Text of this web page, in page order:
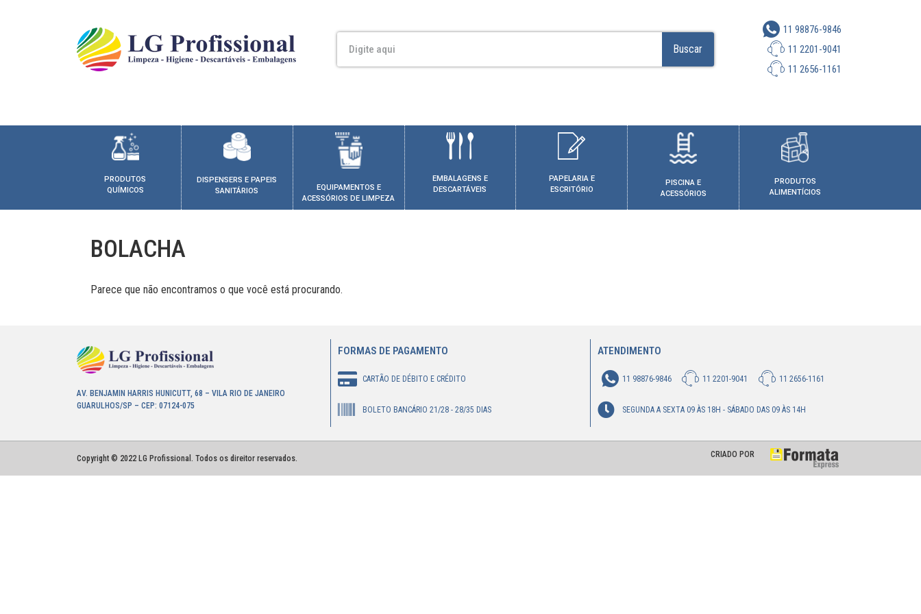
Buscar
11 98876-9846
11 2201-9041
11 2656-1161
PRODUTOS
QUÍMICOS
DISPENSERS E PAPEIS
SANITÁRIOS
EQUIPAMENTOS E
ACESSÓRIOS DE LIMPEZA
EMBALAGENS E
DESCARTÁVEIS
PAPELARIA E
ESCRITÓRIO
PISCINA E
ACESSÓRIOS
PRODUTOS
ALIMENTÍCIOS
BOLACHA
Parece que não encontramos o que você está procurando.
AV. BENJAMIN HARRIS HUNICUTT, 68 – VILA RIO DE JANEIRO
GUARULHOS/SP – CEP: 07124-075
FORMAS DE PAGAMENTO
CARTÃO DE DÉBITO E CRÉDITO
BOLETO BANCÁRIO 21/28 - 28/35 DIAS
ATENDIMENTO
11 98876-9846 11 2201-9041 11 2656-1161
SEGUNDA A SEXTA 09 ÀS 18H - SÁBADO DAS 09 ÀS 14H
Copyright © 2022 LG Profissional. Todos os direitor reservados. CRIADO POR